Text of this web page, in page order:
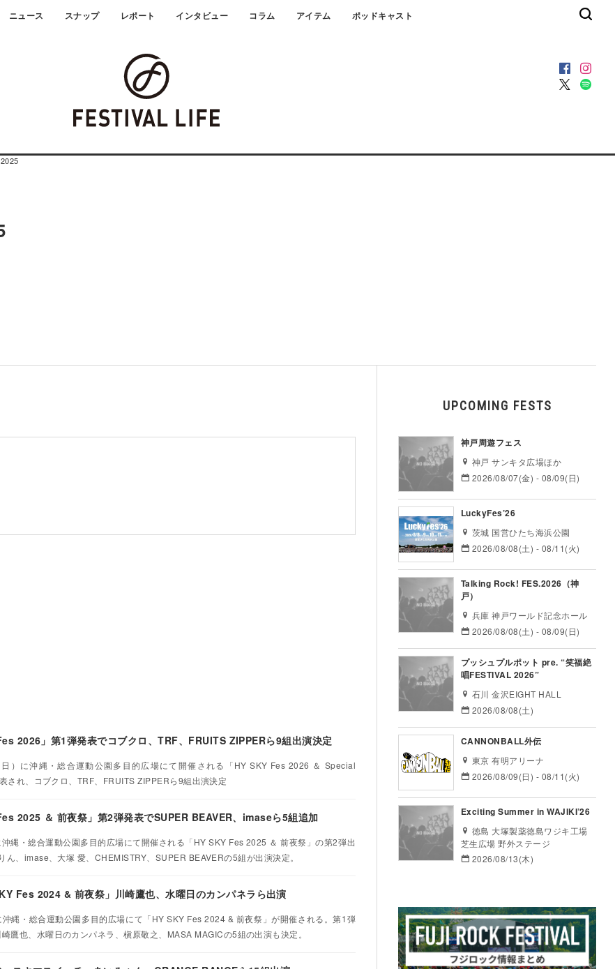
ニュース スナップ レポート インタビュー コラム アイテム ポッドキャスト
2026」第1弾発表でコブクロ、TRF、FRUITS ZIPPERら9組出演決定
）に沖縄・総合運動公園多目的広場にて開催される「HY SKY Fes 2026 ＆ Special
され、コブクロ、TRF、FRUITS ZIPPERら9組出演決定
2025 ＆ 前夜祭」第2弾発表でSUPER BEAVER、imaseら5組追加
縄・総合運動公園多目的広場にて開催される「HY SKY Fes 2025 ＆ 前夜祭」の第2弾出
ん、imase、大塚 愛、CHEMISTRY、SUPER BEAVERの5組が出演決定。
Fes 2024 & 前夜祭」川崎鷹也、水曜日のカンパネラら出演
縄・総合運動公園多目的広場にて「HY SKY Fes 2024 & 前夜祭」が開催される。第1弾
鷹也、水曜日のカンパネラ、槇原敬之、MASA MAGICの5組の出演も決定。
UPCOMING FESTS
神戸周遊フェス
神戸 サンキタ広場ほか
2026/08/07(金) - 08/09(日)
LuckyFes’26
茨城 国営ひたち海浜公園
2026/08/08(土) - 08/11(火)
Talking Rock! FES.2026（神
戸）
兵庫 神戸ワールド記念ホール
2026/08/08(土) - 08/09(日)
プッシュプルポット pre. “笑福絶
唱FESTIVAL 2026”
石川 金沢EIGHT HALL
2026/08/08(土)
CANNONBALL外伝
東京 有明アリーナ
2026/08/09(日) - 08/11(火)
Exciting Summer in WAJIKI’26
徳島 大塚製薬徳島ワジキ工場
芝生広場 野外ステージ
2026/08/13(木)